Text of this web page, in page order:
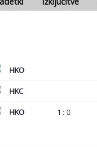
HKO
HKC
HKO 1 : 0